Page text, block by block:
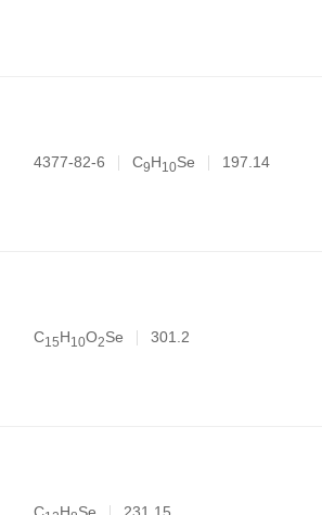
4377-82-6 C9H1 0Se 197.14
C1 5H1 0O2Se 301.2